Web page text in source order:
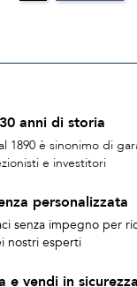
anni di storia
1890 è sinonimo di
e investitori
personalizzata
senza impegno per
nostri esperti
e vendi in